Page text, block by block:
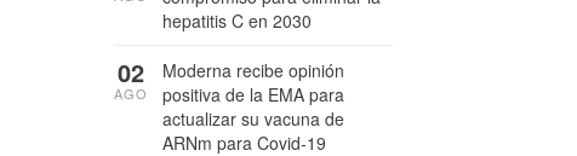
hepatitis C en 2030
Moderna recibe opinión
positiva de la EMA para
actualizar su vacuna de
ARNm para Covid-19
02
AGO